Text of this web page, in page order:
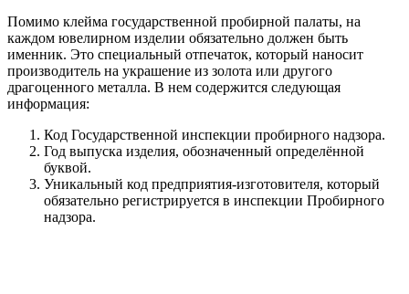
Помимо клейма государственной пробирной палаты, на
каждом ювелирном изделии обязательно должен быть
именник. Это специальный отпечаток, который наносит
производитель на украшение из золота или другого
драгоценного металла. В нем содержится следующая
информация:
Код Государственной инспекции пробирного надзора.
Год выпуска изделия, обозначенный определённой
буквой.
Уникальный код предприятия-изготовителя, который
обязательно регистрируется в инспекции Пробирного
надзора.